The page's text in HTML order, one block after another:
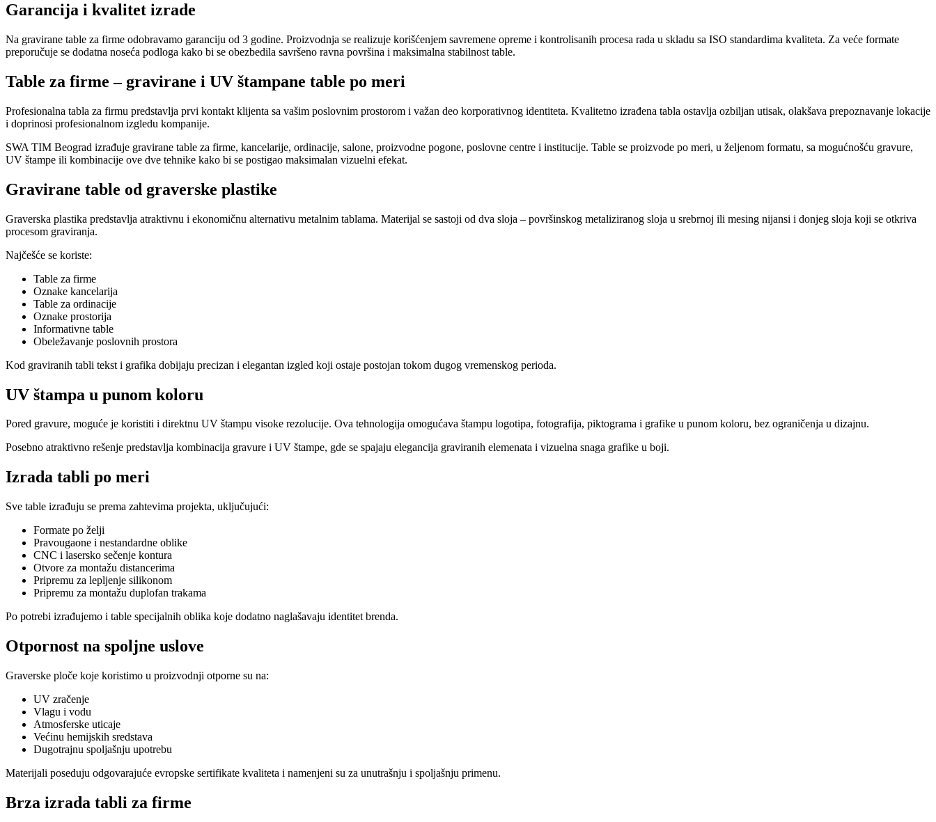
Garancija i kvalitet izrade
Na gravirane table za firme odobravamo garanciju od 3 godine. Proizvodnja se realizuje korišćenjem savremene opreme i kontrolisanih procesa rada u skladu sa ISO standardima kvaliteta. Za veće formate
preporučuje se dodatna noseća podloga kako bi se obezbedila savršeno ravna površina i maksimalna stabilnost table.
Table za firme – gravirane i UV štampane table po meri
Profesionalna tabla za firmu predstavlja prvi kontakt klijenta sa vašim poslovnim prostorom i važan deo korporativnog identiteta. Kvalitetno izrađena tabla ostavlja ozbiljan utisak, olakšava prepoznavanje lokacije
i doprinosi profesionalnom izgledu kompanije.
SWA TIM Beograd izrađuje gravirane table za firme, kancelarije, ordinacije, salone, proizvodne pogone, poslovne centre i institucije. Table se proizvode po meri, u željenom formatu, sa mogućnošću gravure,
UV štampe ili kombinacije ove dve tehnike kako bi se postigao maksimalan vizuelni efekat.
Gravirane table od graverske plastike
Graverska plastika predstavlja atraktivnu i ekonomičnu alternativu metalnim tablama. Materijal se sastoji od dva sloja – površinskog metaliziranog sloja u srebrnoj ili mesing nijansi i donjeg sloja koji se otkriva
procesom graviranja.
Najčešće se koriste:
Table za firme
Oznake kancelarija
Table za ordinacije
Oznake prostorija
Informativne table
Obeležavanje poslovnih prostora
Kod graviranih tabli tekst i grafika dobijaju precizan i elegantan izgled koji ostaje postojan tokom dugog vremenskog perioda.
UV štampa u punom koloru
Pored gravure, moguće je koristiti i direktnu UV štampu visoke rezolucije. Ova tehnologija omogućava štampu logotipa, fotografija, piktograma i grafike u punom koloru, bez ograničenja u dizajnu.
Posebno atraktivno rešenje predstavlja kombinacija gravure i UV štampe, gde se spajaju elegancija graviranih elemenata i vizuelna snaga grafike u boji.
Izrada tabli po meri
Sve table izrađuju se prema zahtevima projekta, uključujući:
Formate po želji
Pravougaone i nestandardne oblike
CNC i lasersko sečenje kontura
Otvore za montažu distancerima
Pripremu za lepljenje silikonom
Pripremu za montažu duplofan trakama
Po potrebi izrađujemo i table specijalnih oblika koje dodatno naglašavaju identitet brenda.
Otpornost na spoljne uslove
Graverske ploče koje koristimo u proizvodnji otporne su na:
UV zračenje
Vlagu i vodu
Atmosferske uticaje
Većinu hemijskih sredstava
Dugotrajnu spoljašnju upotrebu
Materijali poseduju odgovarajuće evropske sertifikate kvaliteta i namenjeni su za unutrašnju i spoljašnju primenu.
Brza izrada tabli za firme